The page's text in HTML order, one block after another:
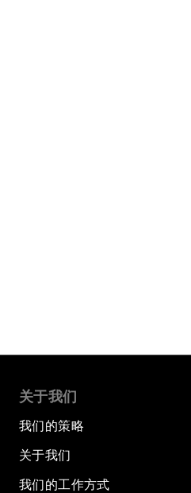
关于我们
我们的策略
关于我们
我们的工作方式